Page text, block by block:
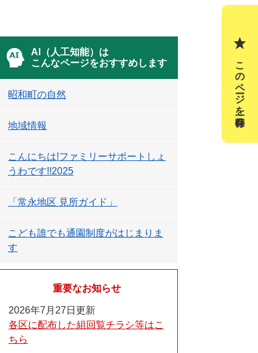
AI（人工知能）は
こんなページをおすすめします
昭和町の自然
地域情報
こんにちは!ファミリーサポートしょ
うわです!!2025
「常永地区 見所ガイド」
こども誰でも通園制度がはじまりま
す
重要なお知らせ
2026年7月27日更新
各区に配布した組回覧チラシ等はこ
ちら
このページを一時保存